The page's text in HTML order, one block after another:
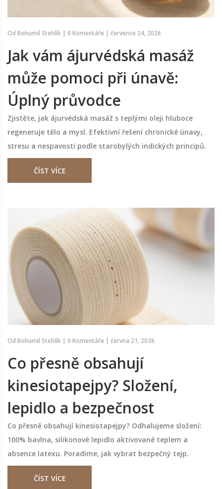
Od Bohumil Stehlík | 0 Komentáře | července 24, 2026
Jak vám ájurvédská masáž
může pomoci při únavě:
Úplný průvodce
Zjistěte, jak ájurvédská masáž s teplými oleji hluboce
regeneruje tělo a mysl. Efektivní řešení chronické únavy,
stresu a nespavosti podle starobylých indických principů.
ČÍST VÍCE
Od Bohumil Stehlík | 0 Komentáře | června 21, 2026
Co přesně obsahují
kinesiotapejpy? Složení,
lepidlo a bezpečnost
Co přesně obsahují kinesiotapejpy? Odhalujeme složení:
100% bavlna, silikonové lepidlo aktivované teplem a
absence latexu. Poradíme, jak vybrat bezpečný tejp.
ČÍST VÍCE